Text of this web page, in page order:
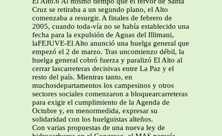
Cruz se retiraba a un segundo plano, el Alto
comenzaba a resurgir. A finales de febrero de
2005, cuando toda-vía no se había establecido una
fecha para la expulsión de Aguas del Illimani,
laFEJUVE-El Alto anunció una huelga general que
empezó el 2 de marzo. Tras uncomienzo débil, la
huelga general cobró fuerza y paralizó El Alto al
cerrar lascarreteras decisivas entre La Paz y el
resto del país. Mientras tanto, en
muchosdepartamentos los campesinos y otros
sectores sociales comenzaron a bloquearcarreteras
para exigir el cumplimiento de la Agenda de
Octubre y, en menormedida, expresar su
solidaridad con los huelguistas alteños.
Con varias propuestas de una nueva ley de